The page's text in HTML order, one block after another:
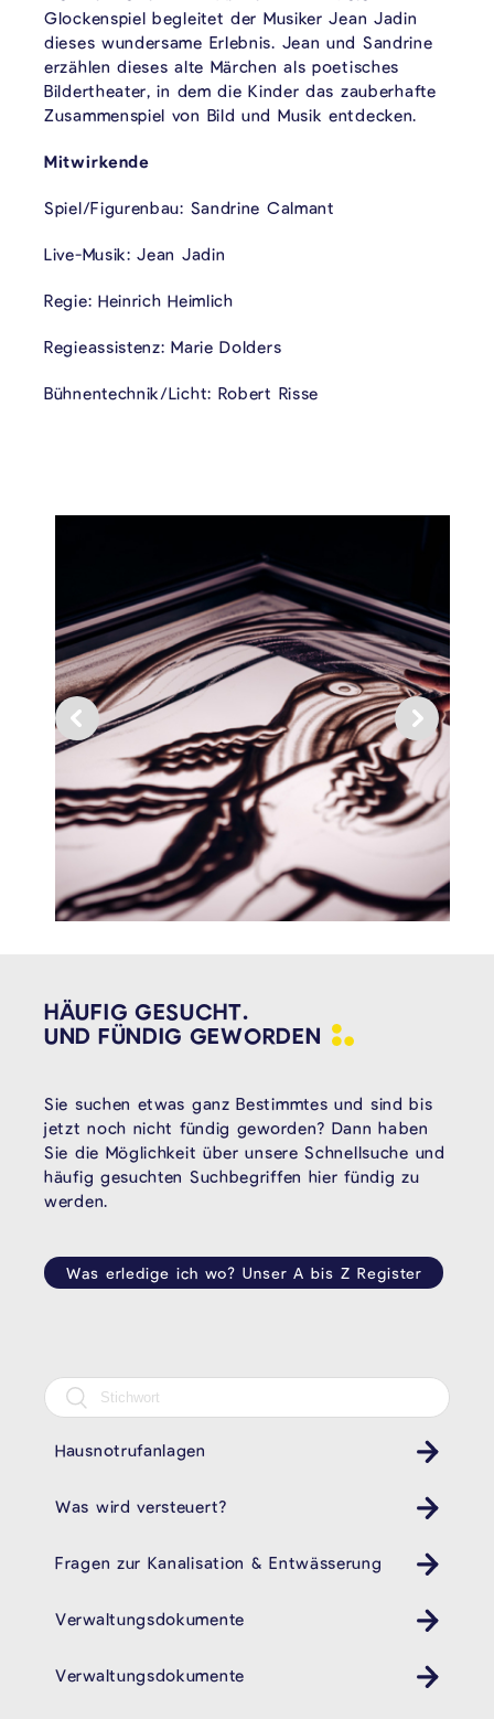
Glockenspiel begleitet der Musiker Jean Jadin
dieses wundersame Erlebnis. Jean und Sandrine
erzählen dieses alte Märchen als poetisches
Bildertheater, in dem die Kinder das zauberhafte
Zusammenspiel von Bild und Musik entdecken.
Mitwirkende
Spiel/Figurenbau: Sandrine Calmant
Live-Musik: Jean Jadin
Regie: Heinrich Heimlich
Regieassistenz: Marie Dolders
Bühnentechnik/Licht: Robert Risse
HÄUFIG GESUCHT.
UND FÜNDIG GEWORDEN
Sie suchen etwas ganz Bestimmtes und sind bis
jetzt noch nicht fündig geworden? Dann haben
Sie die Möglichkeit über unsere Schnellsuche und
häufig gesuchten Suchbegriffen hier fündig zu
werden.
Was erledige ich wo? Unser A bis Z Register
Hausnotrufanlagen
Was wird versteuert?
Fragen zur Kanalisation & Entwässerung
Verwaltungsdokumente
Verwaltungsdokumente